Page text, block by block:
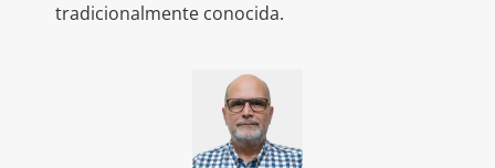
tradicionalmente conocida.